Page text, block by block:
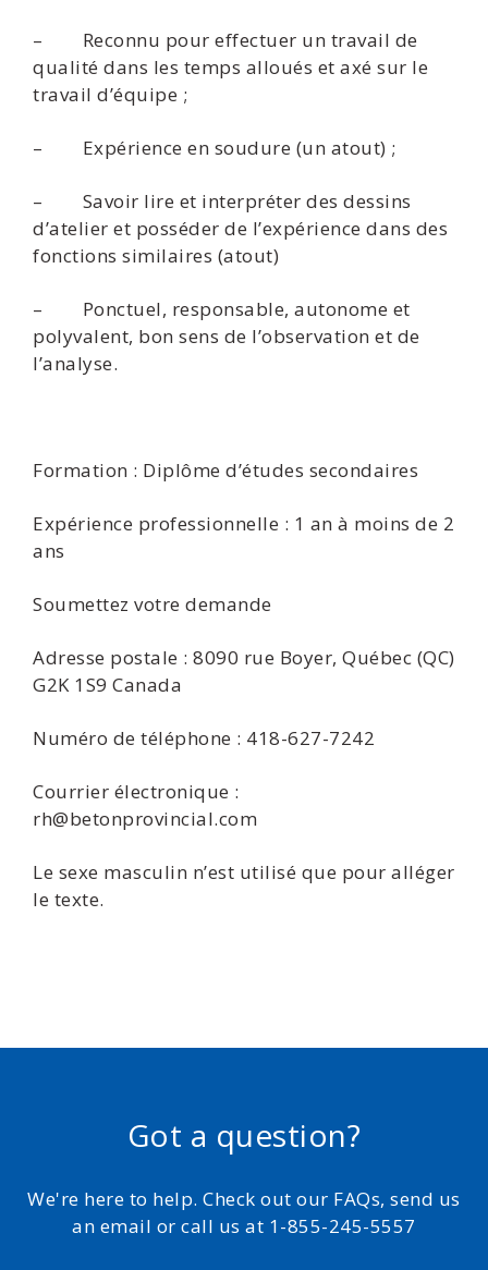
– Reconnu pour effectuer un travail de
qualité dans les temps alloués et axé sur le
travail d’équipe ;
– Expérience en soudure (un atout) ;
– Savoir lire et interpréter des dessins
d’atelier et posséder de l’expérience dans des
fonctions similaires (atout)
– Ponctuel, responsable, autonome et
polyvalent, bon sens de l’observation et de
l’analyse.
Formation : Diplôme d’études secondaires
Expérience professionnelle : 1 an à moins de 2
ans
Soumettez votre demande
Adresse postale : 8090 rue Boyer, Québec (QC)
G2K 1S9 Canada
Numéro de téléphone : 418-627-7242
Courrier électronique :
rh@betonprovincial.com
Le sexe masculin n’est utilisé que pour alléger
le texte.
Got a question?
We're here to help. Check out our FAQs, send us
an email or call us at 1-855-245-5557